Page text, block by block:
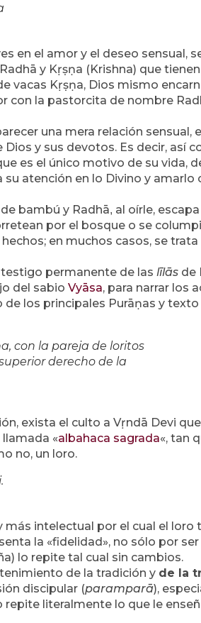
en el amor y el deseo sensual,
y Kṛṣṇa (Krishna) que
vacas Kṛṣṇa, Dios mismo
con la pastorcita de nombre
una mera relación sensual,
y sus devotos. Es decir, así
es el único motivo de su vida,
atención en lo Divino y amarlo
bambú y Radhā, al oírle,
por el bosque o se
en muchos casos, se
permanente de las līlās de
del sabio Vyāsa, para narrar los
de los principales Purāṇas y texto
con la pareja de loritos
derecho de la
exista el culto a Vṛndā Devi
«albahaca sagrada«, tan
no, un loro.
intelectual por el cual el loro
la «fidelidad», no sólo por
lo repite tal cual sin cambios.
de la tradición y de la
discipular (paramparā),
repite literalmente lo que le